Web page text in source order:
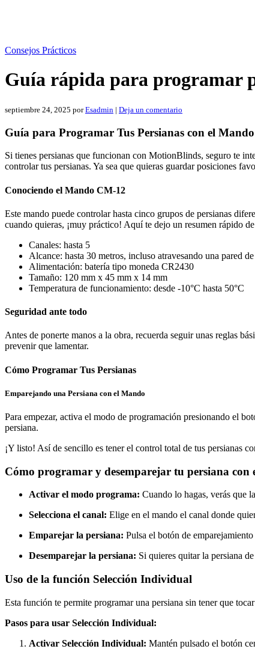
Consejos Prácticos
Guía rápida para programar
septiembre 24, 2025 porEsadmin | Deja un comentario
Guía para Programar Tus Persianas con el
Si tienes persianas que funcionan con MotionBlinds, seguro te
controlar tus persianas. Ya sea que quieras guardar posiciones
Conociendo el Mando CM-12
Este mando puede controlar hasta cinco grupos de persianas
cuando quieras, ¡muy práctico! Aquí te dejo un resumen rápido de
Canales: hasta 5
Alcance: hasta 30 metros, incluso atravesando una pared
Alimentación: batería tipo moneda CR2430
Tamaño: 120 mm x 45 mm x 14 mm
Temperatura de funcionamiento: desde -10°C hasta 50°C
Seguridad ante todo
Antes de ponerte manos a la obra, recuerda seguir unas reglas
prevenir que lamentar.
Cómo Programar Tus Persianas
Emparejando una Persiana con el Mando
Para empezar, activa el modo de programación presionando el
persiana.
¡Y listo! Así de sencillo es tener el control total de tus persianas
Cómo programar y desemparejar tu persiana con
Activar el modo programa: Cuando lo hagas, verás que
Selecciona el canal: Elige en el mando el canal donde
Emparejar la persiana: Pulsa el botón de
Desemparejar la persiana: Si quieres quitar la persiana
Uso de la función Selección Individual
Esta función te permite programar una persiana sin tener que
Pasos para usar Selección Individual:
Activar Selección Individual: Mantén pulsado el botón